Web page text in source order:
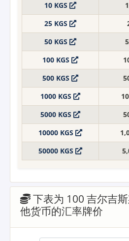
10 KGS
25 KGS
50 KGS
100 KGS
500 KGS
1000 KGS
5000 KGS
10000 KGS
50000 KGS
下表为 100 吉尔吉
他货币的汇率牌价